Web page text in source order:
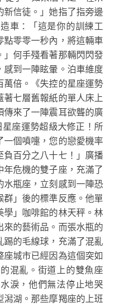
信徒。」她指了指旁邊
車：「這是你的訓練工
零零一秒內，將這輛車
何手殘看著那輛閃閃發
到一陣眩暈。泊車維度
萬倍。《失控的星座運勢
七層舊報紙的單人床上
來了一陣震耳欲聾的廣
星座運勢超級大修正！所
個噴嚏，您的戀愛機率
百分之八十七！」廣播
危機的雙子座，充滿了
瓶座，立刻感到一陣恐
」後的標準反應。他單
」咖啡館的林天秤。林
的藝術品。而張水瓶的
踢的毛線球，充滿了混亂
城市已經因為這個突如
混亂。街道上的雙魚座
淚，他們無法停止地哭
湖。那些摩羯座的上班